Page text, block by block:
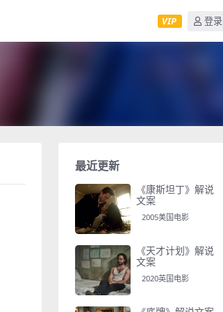
VIP 登录
最近更新
《康斯坦丁》解说
文案
2005美国电影
《天才计划》解说
文案
2020英国电影